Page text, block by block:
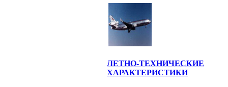
ЛЕТНО-ТЕХНИЧЕСКИЕ
ХАРАКТЕРИСТИКИ